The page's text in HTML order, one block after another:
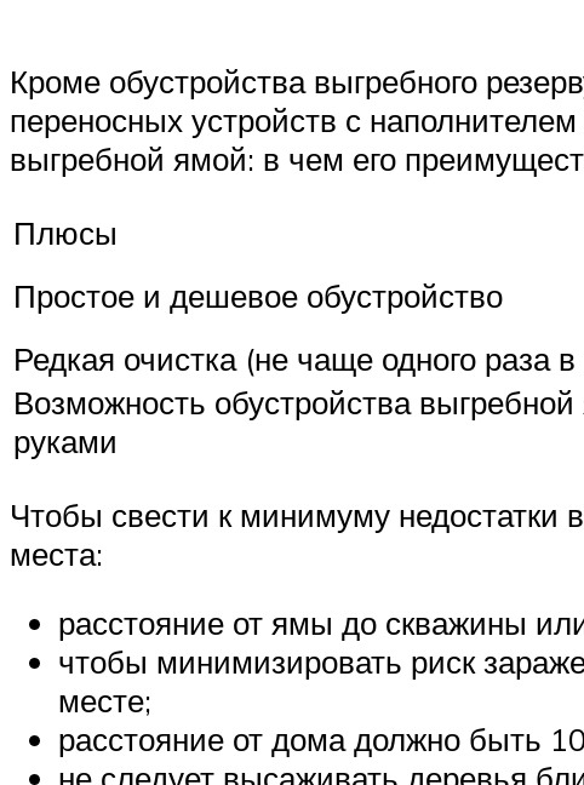
Кроме обустройства выгребного
переносных устройств с
выгребной ямой: в чем его
Плюсы
Простое и дешевое обустройство
Редкая очистка (не чаще одного раза в
Возможность обустройства
руками
Чтобы свести к минимуму
места:
расстояние от ямы до скважины
чтобы минимизировать риск
месте;
расстояние от дома должно быть